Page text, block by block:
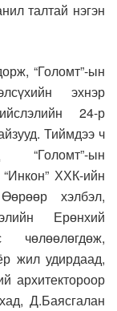
талтай нэгэн
“Голомт”-ын
эхнэр
24-р
Тиймдээ ч
ын
ХХК-ийн
хэлбэл,
Ерөнхий
чөлөөлөгдөж,
жил удирдаад,
архитектороор
Д.Баясгалан